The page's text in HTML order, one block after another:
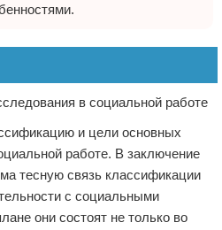
и цели основных
работе. В заключение
тесную связь классификации
с социальными
они состоят не только во